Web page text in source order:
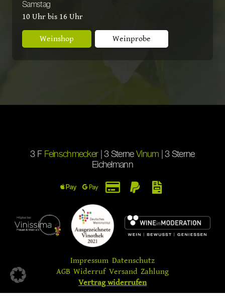
Samstag
10 Uhr bis 16 Uhr
Weinshop Weinprobe
3 F Feinschmecker| 3 Sterne Vinum | 3 Sterne
Eichelmann
Impressum Datenschutz
AGB Widerruf Versand Zahlung
Vertrag widerrufen